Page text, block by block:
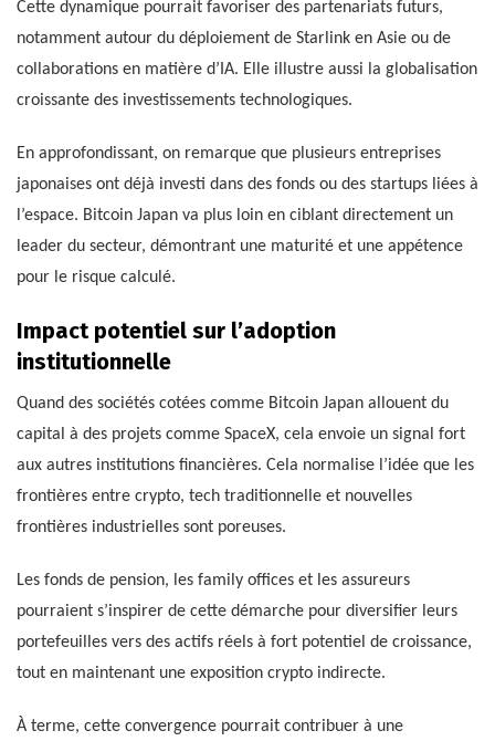
Cette dynamique pourrait favoriser des partenariats futurs,
notamment autour du déploiement de Starlink en Asie ou de
collaborations en matière d’IA. Elle illustre aussi la globalisation
croissante des investissements technologiques.
En approfondissant, on remarque que plusieurs entreprises
japonaises ont déjà investi dans des fonds ou des startups liées à
l’espace. Bitcoin Japan va plus loin en ciblant directement un
leader du secteur, démontrant une maturité et une appétence
pour le risque calculé.
Impact potentiel sur l’adoption
institutionnelle
Quand des sociétés cotées comme Bitcoin Japan allouent du
capital à des projets comme SpaceX, cela envoie un signal fort
aux autres institutions financières. Cela normalise l’idée que les
frontières entre crypto, tech traditionnelle et nouvelles
frontières industrielles sont poreuses.
Les fonds de pension, les family offices et les assureurs
pourraient s’inspirer de cette démarche pour diversifier leurs
portefeuilles vers des actifs réels à fort potentiel de croissance,
tout en maintenant une exposition crypto indirecte.
À terme, cette convergence pourrait contribuer à une